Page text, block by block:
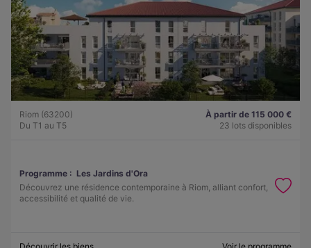
Riom (63200)
Du T1 au T5
À partir de 115 000 €
23 lots disponibles
Programme : Les Jardins d'Ora
Découvrez une résidence contemporaine à Riom, alliant confort,
accessibilité et qualité de vie.